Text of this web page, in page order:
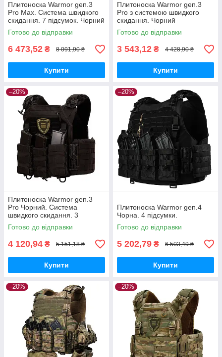
Плитоноска Warmor gen.3
Pro Max. Система швидкого
скидання. 7 підсумок. Чорний
Готово до відправки
6 473,52 ₴ 8 091,90 ₴
Купити
Плитоноска Warmor gen.3
Pro з системою швидкого
скидання. Чорний
Готово до відправки
3 543,12 ₴ 4 428,90 ₴
Купити
–20%
Плитоноска Warmor gen.3
Pro Чорний. Система
швидкого скидання. 3
підсумки.
Готово до відправки
4 120,94 ₴ 5 151,18 ₴
Купити
–20%
Плитоноска Warmor gen.4
Чорна. 4 підсумки.
Готово до відправки
5 202,79 ₴ 6 503,49 ₴
Купити
–20% –20%